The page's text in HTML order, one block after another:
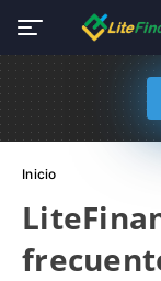
Inicio